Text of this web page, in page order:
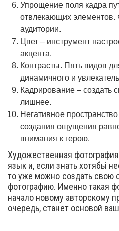
Упрощение поля кадра
отвлекающих элементов.
аудитории.
Цвет – инструмент
акцента.
Контрасты. Пять видов
динамичного и
Кадрирование – создать
лишнее.
Негативное
создания ощущения
внимания к герою.
Художественная
язык и, если знать хотябьі
то уже можно создать свою
фотографию. Именно такая
начало новому авторскому
очередь, станет основой